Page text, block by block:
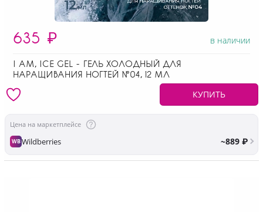
635 ₽ в наличии
I AM, ICE GEL - ГЕЛЬ ХОЛОДНЫЙ ДЛЯ
НАРАЩИВАНИЯ НОГТЕЙ №04, 12 МЛ
КУПИТЬ
Цена на маркетплейсе
WBWildberries ~889 ₽